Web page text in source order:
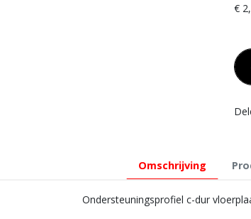
€
Omschrijving
Ondersteuningsprofiel c-dur